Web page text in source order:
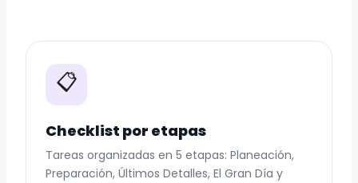
📋
Checklist por etapas
Tareas organizadas en 5 etapas: Planeación,
Preparación, Últimos Detalles, El Gran Día y